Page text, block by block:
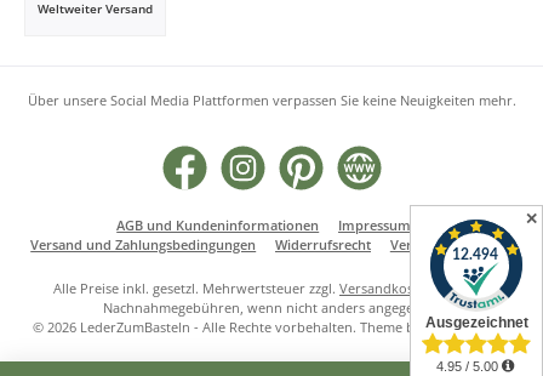
Weltweiter Versand
Über unsere Social Media Plattformen verpassen Sie keine Neuigkeiten mehr.
Facebook Instagram Pinterest Website
AGB und Kundeninformationen
Impressum
Versand und Zahlungsbedingungen
Widerrufsrecht Vertrag widerrufen
Alle Preise inkl. gesetzl. Mehrwertsteuer zzgl. Versandkostenund ggf.
Nachnahmegebühren, wenn nicht anders angegeben.
© 2026 LederZumBasteln - Alle Rechte vorbehalten. Theme by ThemeWare®
✕